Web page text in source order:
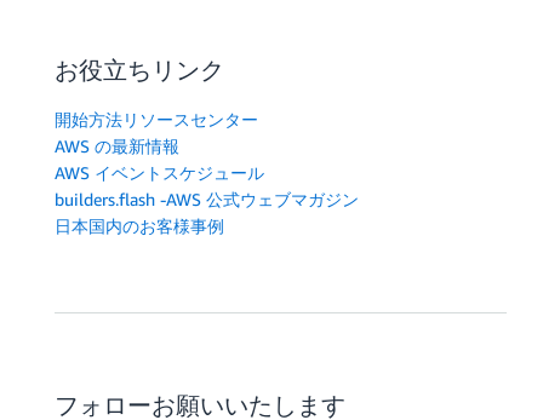
お役立ちリンク
開始方法リソースセンター
AWS の最新情報
AWS イベントスケジュール
builders.flash -AWS 公式ウェブマガジン
日本国内のお客様事例
フォローお願いいたします